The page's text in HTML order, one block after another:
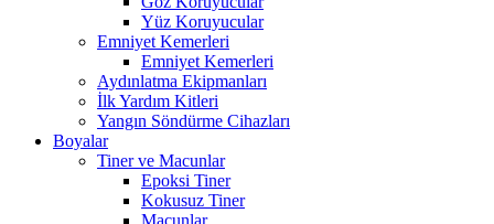
Yüz Koruyucular
Emniyet Kemerleri
Emniyet Kemerleri
Aydınlatma Ekipmanları
İlk Yardım Kitleri
Yangın Söndürme Cihazları
Boyalar
Tiner ve Macunlar
Epoksi Tiner
Kokusuz Tiner
Macunlar